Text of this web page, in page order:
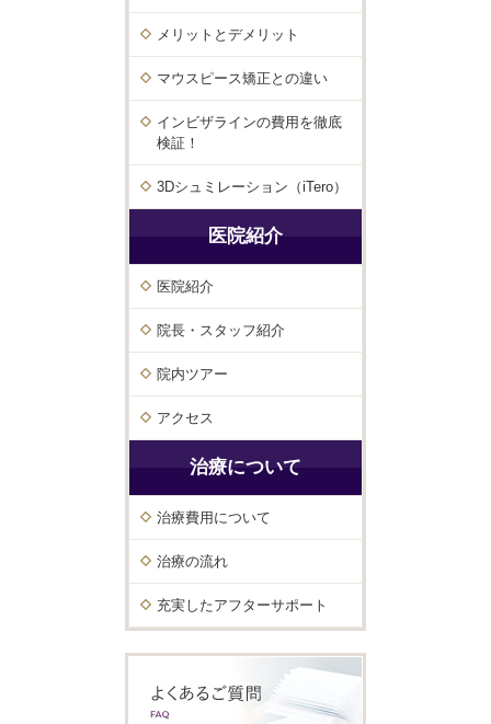
メリットとデメリット
マウスピース矯正との違い
インビザラインの費用を徹底
検証！
3Dシュミレーション（iTero）
医院紹介
医院紹介
院長・スタッフ紹介
院内ツアー
アクセス
治療について
治療費用について
治療の流れ
充実したアフターサポート